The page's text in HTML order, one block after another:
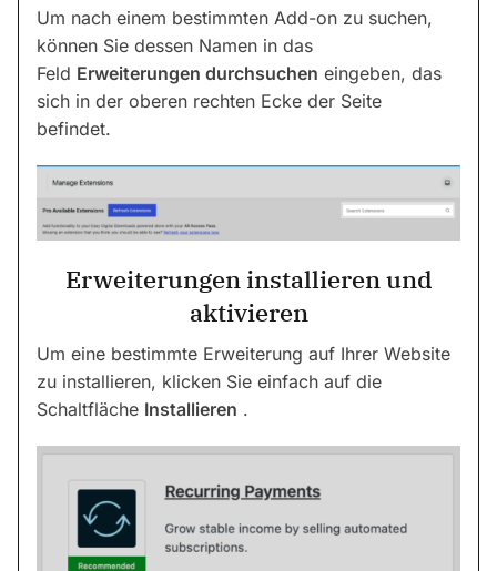
Um nach einem bestimmten Add-on zu suchen,
können Sie dessen Namen in das
Feld Erweiterungen durchsuchen eingeben, das
sich in der oberen rechten Ecke der Seite
befindet.
Erweiterungen installieren und
aktivieren
Um eine bestimmte Erweiterung auf Ihrer Website
zu installieren, klicken Sie einfach auf die
Schaltfläche Installieren .